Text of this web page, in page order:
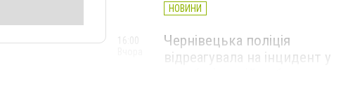
НОВИНИ
Чернівецька поліція
відреагувала на інцидент у
16:00